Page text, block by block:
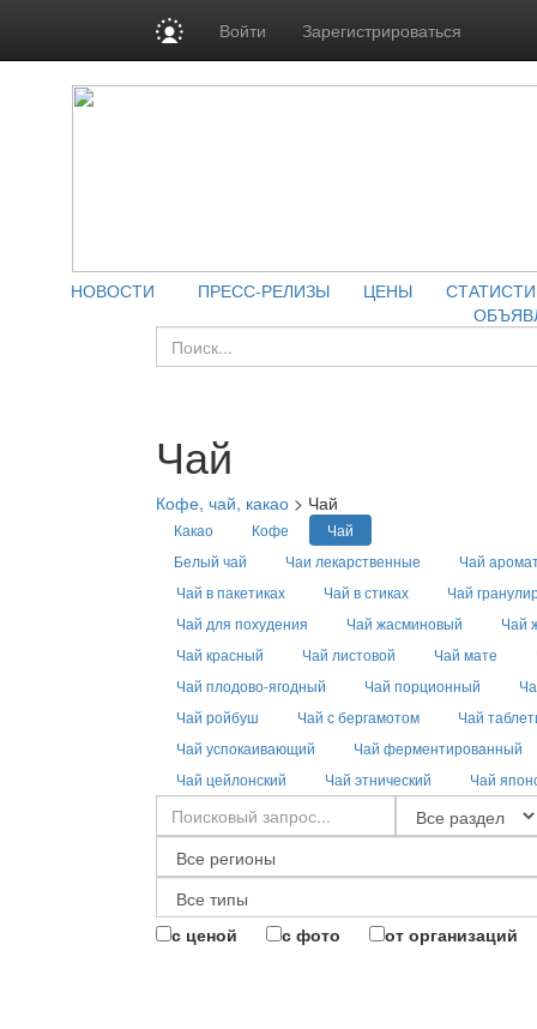
Войти Зарегистрироваться
НОВОСТИ ПРЕСС-РЕЛИЗЫ ЦЕНЫ
Чай
Кофе, чай, какао > Чай
Какао Кофе
Чай
Белый чай
Чаи лекарственные
Чай
Чай в пакетиках
Чай в стиках
Чай
Чай для похудения
Чай жасминовый
Чай
Чай красный
Чай листовой Чай мате
Чай плодово-ягодный
Чай порционный
Чай ройбуш
Чай с бергамотом
Чай
Чай успокаивающий
Чай ферментированный
Чай цейлонский
Чай этнический Чай
с ценой с фото от организаций